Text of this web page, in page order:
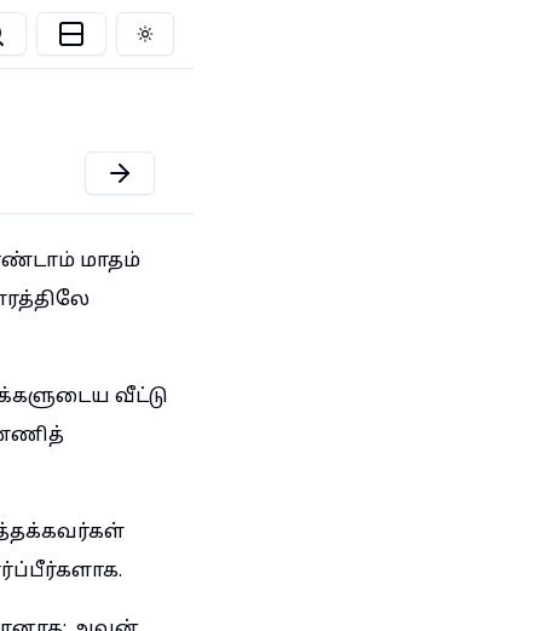
Toggle theme
மாதம்
வீட்டு